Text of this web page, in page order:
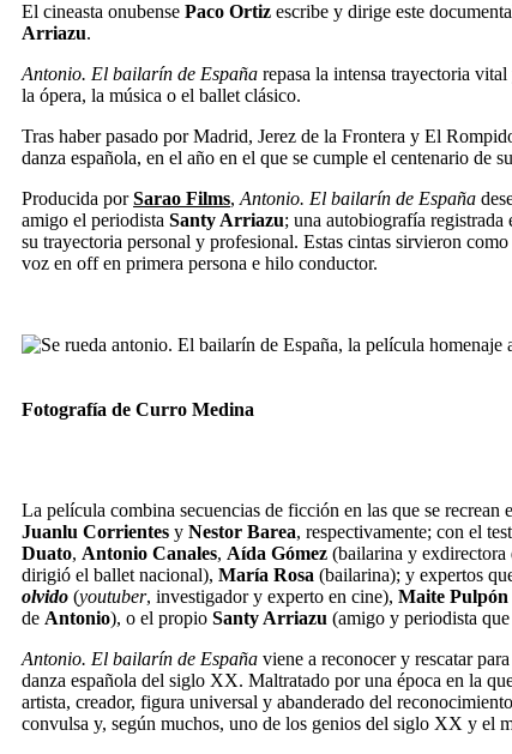
El cineasta onubense Paco Ortiz escribe y dirige este
Arriazu.
Antonio. El bailarín de España repasa la intensa trayectoria
la ópera, la música o el ballet clásico.
Tras haber pasado por Madrid, Jerez de la Frontera y El
danza española, en el año en el que se cumple el centenario de
Producida porSarao Films, Antonio. El bailarín de España
amigo el periodista Santy Arriazu; una autobiografía
su trayectoria personal y profesional. Estas cintas sirvieron
voz en off en primera persona e hilo conductor.
Fotografía de Curro Medina
La película combina secuencias de ficción en las que se recrean
Juanlu Corrientes y Nestor Barea, respectivamente; con el
Duato, Antonio Canales, Aída Gómez (bailarina y exdirectora
dirigió el ballet nacional), María Rosa (bailarina); y expertos
olvido (youtuber, investigador y experto en cine), Maite Pulpón
de Antonio), o el propio Santy Arriazu (amigo y periodista
Antonio. El bailarín de España viene a reconocer y rescatar
danza española del siglo XX. Maltratado por una época en la
artista, creador, figura universal y abanderado del
convulsa y, según muchos, uno de los genios del siglo XX y el